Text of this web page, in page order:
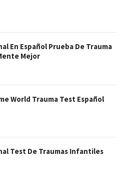
En Español Prueba De Trauma
Mejor
World Trauma Test Español
Test De Traumas Infantiles